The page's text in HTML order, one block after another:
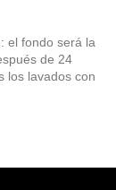
el fondo será la
de 24
los lavados con